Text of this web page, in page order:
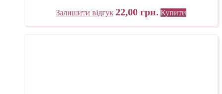
Залишити відгук 22,00 грн. Купити